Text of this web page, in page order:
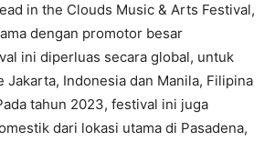
in the Clouds Music & Arts Festival,
dengan promotor besar
ini diperluas secara global, untuk
Jakarta, Indonesia dan Manila, Filipina
tahun 2023, festival ini juga
dari lokasi utama di Pasadena,